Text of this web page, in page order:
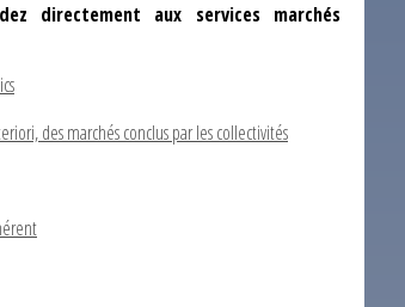
directement aux services marchés
des marchés conclus par les collectivités